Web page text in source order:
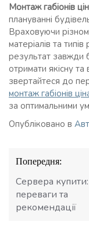
Монтаж габіонів
плануванні
Враховуючи
матеріалів та
результат завжди
отримати якісну та
звертайтеся до
монтаж габіонів
за оптимальними
Опубліковано в
Навігація
записів
Попередня:
Сервера купити:
переваги та
рекомендації